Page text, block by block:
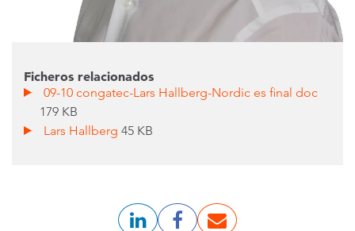
Ficheros relacionados
09-10 congatec-Lars Hallberg-Nordic es final doc
179 KB
Lars Hallberg45 KB